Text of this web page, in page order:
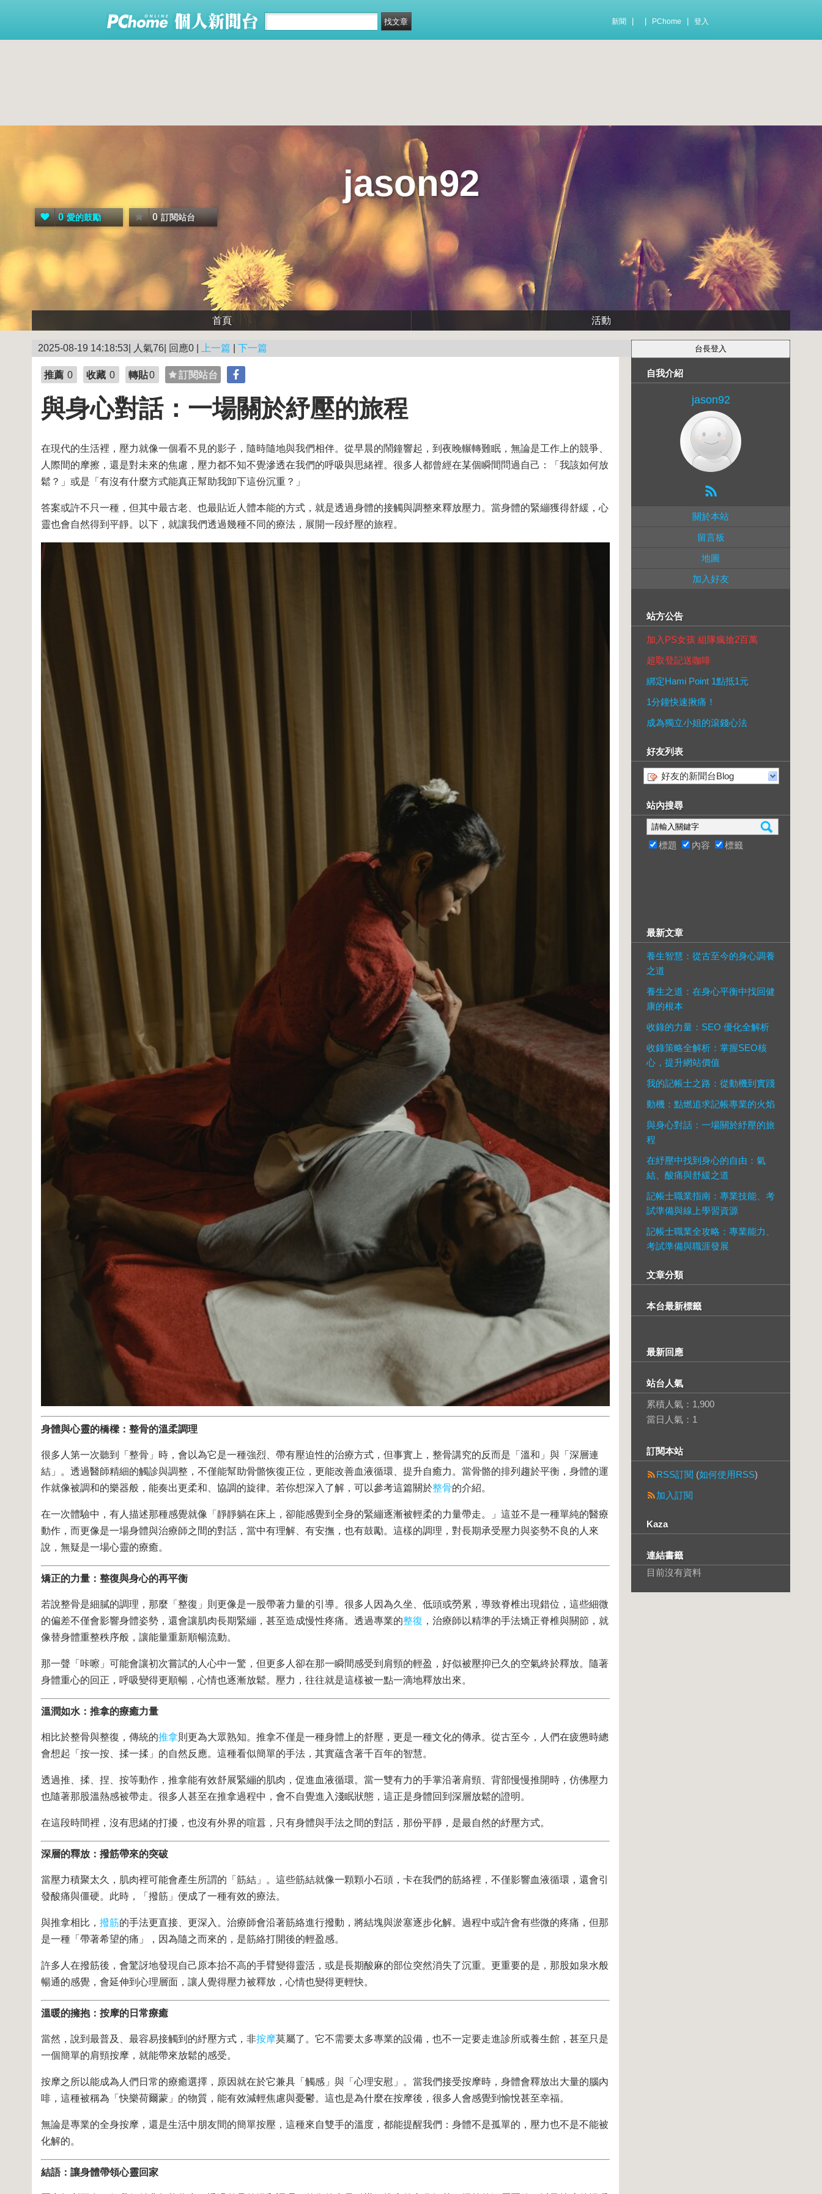
新聞 PChome 登入
jason92
0 愛的鼓勵 0 訂閱站台
首頁 活動
2025-08-19 14:18:53| 人氣76| 回應0 | 上一篇 下一篇
推薦 0 收藏 0 轉貼0 訂閱站台
與身心對話：一場關於紓壓的旅程
在現代的生活裡，壓力就像一個看不見的影子，隨時隨地與我們相伴。從早晨的鬧鐘響起，到夜晚輾轉難眠，無論是工作上的競爭、
人際間的摩擦，還是對未來的焦慮，壓力都不知不覺滲透在我們的呼吸與思緒裡。很多人都曾經在某個瞬間問過自己：「我該如何放
鬆？」或是「有沒有什麼方式能真正幫助我卸下這份沉重？」
答案或許不只一種，但其中最古老、也最貼近人體本能的方式，就是透過身體的接觸與調整來釋放壓力。當身體的緊繃獲得舒緩，心
靈也會自然得到平靜。以下，就讓我們透過幾種不同的療法，展開一段紓壓的旅程。
身體與心靈的橋樑：整骨的溫柔調理
很多人第一次聽到「整骨」時，會以為它是一種強烈、帶有壓迫性的治療方式，但事實上，整骨講究的反而是「溫和」與「深層連
結」。透過醫師精細的觸診與調整，不僅能幫助骨骼恢復正位，更能改善血液循環、提升自癒力。當骨骼的排列趨於平衡，身體的運
作就像被調和的樂器般，能奏出更柔和、協調的旋律。若你想深入了解，可以參考這篇關於整骨的介紹。
在一次體驗中，有人描述那種感覺就像「靜靜躺在床上，卻能感覺到全身的緊繃逐漸被輕柔的力量帶走。」這並不是一種單純的醫療
動作，而更像是一場身體與治療師之間的對話，當中有理解、有安撫，也有鼓勵。這樣的調理，對長期承受壓力與姿勢不良的人來
說，無疑是一場心靈的療癒。
矯正的力量：整復與身心的再平衡
若說整骨是細膩的調理，那麼「整復」則更像是一股帶著力量的引導。很多人因為久坐、低頭或勞累，導致脊椎出現錯位，這些細微
的偏差不僅會影響身體姿勢，還會讓肌肉長期緊繃，甚至造成慢性疼痛。透過專業的整復 ，治療師以精準的手法矯正脊椎與關節，就
像替身體重整秩序般，讓能量重新順暢流動。
那一聲「咔嚓」可能會讓初次嘗試的人心中一驚，但更多人卻在那一瞬間感受到肩頸的輕盈，好似被壓抑已久的空氣終於釋放。隨著
身體重心的回正，呼吸變得更順暢，心情也逐漸放鬆。壓力，往往就是這樣被一點一滴地釋放出來。
溫潤如水：推拿的療癒力量
相比於整骨與整復，傳統的推拿則更為大眾熟知。推拿不僅是一種身體上的舒壓，更是一種文化的傳承。從古至今，人們在疲憊時總
會想起「按一按、揉一揉」的自然反應。這種看似簡單的手法，其實蘊含著千百年的智慧。
透過推、揉、捏、按等動作，推拿能有效舒展緊繃的肌肉，促進血液循環。當一雙有力的手掌沿著肩頸、背部慢慢推開時，仿佛壓力
也隨著那股溫熱感被帶走。很多人甚至在推拿過程中，會不自覺進入淺眠狀態，這正是身體回到深層放鬆的證明。
在這段時間裡，沒有思緒的打擾，也沒有外界的喧囂，只有身體與手法之間的對話，那份平靜，是最自然的紓壓方式。
深層的釋放：撥筋帶來的突破
當壓力積聚太久，肌肉裡可能會產生所謂的「筋結」。這些筋結就像一顆顆小石頭，卡在我們的筋絡裡，不僅影響血液循環，還會引
發酸痛與僵硬。此時，「撥筋」便成了一種有效的療法。
與推拿相比， 撥筋的手法更直接、更深入。治療師會沿著筋絡進行撥動，將結塊與淤塞逐步化解。過程中或許會有些微的疼痛，但那
是一種「帶著希望的痛」，因為隨之而來的，是筋絡打開後的輕盈感。
許多人在撥筋後，會驚訝地發現自己原本抬不高的手臂變得靈活，或是長期酸麻的部位突然消失了沉重。更重要的是，那股如泉水般
暢通的感覺，會延伸到心理層面，讓人覺得壓力被釋放，心情也變得更輕快。
溫暖的擁抱：按摩的日常療癒
當然，說到最普及、最容易接觸到的紓壓方式，非按摩莫屬了。它不需要太多專業的設備，也不一定要走進診所或養生館，甚至只是
一個簡單的肩頸按摩，就能帶來放鬆的感受。
按摩之所以能成為人們日常的療癒選擇，原因就在於它兼具「觸感」與「心理安慰」。當我們接受按摩時，身體會釋放出大量的腦內
啡，這種被稱為「快樂荷爾蒙」的物質，能有效減輕焦慮與憂鬱。這也是為什麼在按摩後，很多人會感覺到愉悅甚至幸福。
無論是專業的全身按摩，還是生活中朋友間的簡單按壓，這種來自雙手的溫度，都能提醒我們：身體不是孤單的，壓力也不是不能被
化解的。
結語：讓身體帶領心靈回家
自我介紹
jason92
關於本站
留言板
地圖
加入好友
站方公告
加入PS女孩 組隊瘋搶2百萬
超取登記送咖啡
綁定Hami Point 1點抵1元
1分鐘快速揪痛！
成為獨立小姐的滾錢心法
好友列表
好友的新聞台Blog
站內搜尋
標題 內容 標籤
最新文章
養生智慧：從古至今的身心調養
之道
養生之道：在身心平衡中找回健
康的根本
收錄的力量：SEO 優化全解析
收錄策略全解析：掌握SEO核
心，提升網站價值
我的記帳士之路：從動機到實踐
動機：點燃追求記帳專業的火焰
與身心對話：一場關於紓壓的旅
程
在紓壓中找到身心的自由：氣
結、酸痛與舒緩之道
記帳士職業指南：專業技能、考
試準備與線上學習資源
記帳士職業全攻略：專業能力、
考試準備與職涯發展
文章分類
本台最新標籤
最新回應
站台人氣
累積人氣： 1,900
當日人氣： 1
訂閱本站
RSS訂閱 (如何使用RSS)
加入訂閱
Kaza
連結書籤
目前沒有資料